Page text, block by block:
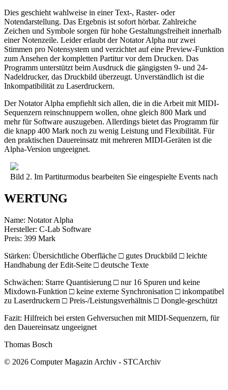
Dies geschieht wahlweise in einer Text-, Raster- oder
Notendarstellung. Das Ergebnis ist sofort hörbar. Zahlreiche
Zeichen und Symbole sorgen für hohe Gestaltungsfreiheit innerhalb
einer Notenzeile. Leider erlaubt der Notator Alpha nur zwei
Stimmen pro Notensystem und verzichtet auf eine Preview-Funktion
zum Ansehen der kompletten Partitur vor dem Drucken. Das
Programm unterstützt beim Ausdruck die gängigsten 9- und 24-
Nadeldrucker, das Druckbild überzeugt. Unverständlich ist die
Inkompatibilität zu Laserdruckern.
Der Notator Alpha empfiehlt sich allen, die in die Arbeit mit MIDI-
Sequenzern reinschnuppern wollen, ohne gleich 800 Mark und
mehr für Software auszugeben. Allerdings bietet das Programm für
die knapp 400 Mark noch zu wenig Leistung und Flexibilität. Für
den praktischen Dauereinsatz mit mehreren MIDI-Geräten ist die
Alpha-Version ungeeignet.
Bild 2. Im Partiturmodus bearbeiten Sie eingespielte Events nach
WERTUNG
Name: Notator Alpha
Hersteller: C-Lab Software
Preis: 399 Mark
Stärken: Übersichtliche Oberfläche □ gutes Druckbild □ leichte
Handhabung der Edit-Seite □ deutsche Texte
Schwächen: Starre Quantisierung □ nur 16 Spuren und keine
Mixdown-Funktion □ keine externe Synchronisation □ inkompatibel
zu Laserdruckern □ Preis-/Leistungsverhältnis □ Dongle-geschützt
Fazit: Hilfreich bei ersten Gehversuchen mit MIDI-Sequenzern, für
den Dauereinsatz ungeeignet
Thomas Bosch
© 2026 Computer Magazin Archiv - STCArchiv